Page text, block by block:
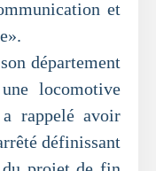
et
département
locomotive
rappelé avoir
définissant